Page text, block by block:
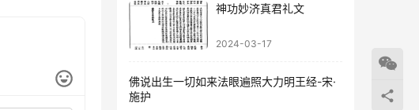
神功妙济真君礼文
2024-03-17
佛说出生一切如来法眼遍照大力明王经-宋·
施护